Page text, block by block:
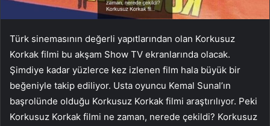
Türk sinemasının değerli yapıtlarından olan Korkusuz
Korkak filmi bu akşam Show TV ekranlarında olacak.
Şimdiye kadar yüzlerce kez izlenen film hala büyük bir
beğeniyle takip ediliyor. Usta oyuncu Kemal Sunal’ın
başrolünde olduğu Korkusuz Korkak filmi araştırılıyor. Peki
Korkusuz Korkak filmi ne zaman, nerede çekildi? Korkusuz